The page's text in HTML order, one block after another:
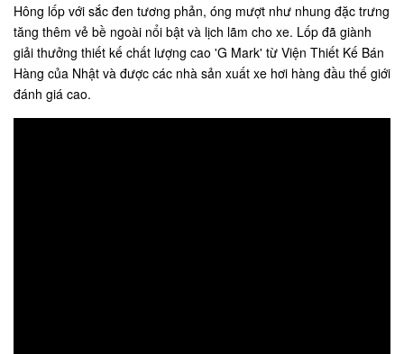
Hông lốp với sắc đen tương phản, óng mượt như nhung đặc trưng
tăng thêm vẻ bề ngoài nổi bật và lịch lãm cho xe. Lốp đã giành
giải thưởng thiết kế chất lượng cao 'G Mark' từ Viện Thiết Kế Bán
Hàng của Nhật và được các nhà sản xuất xe hơi hàng đầu thế giới
đánh giá cao.